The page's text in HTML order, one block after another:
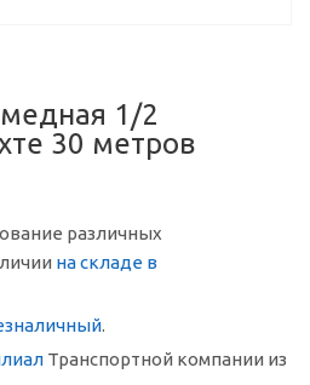
1/2
30 метров
различных
на складе в
.
Транспортной компании из